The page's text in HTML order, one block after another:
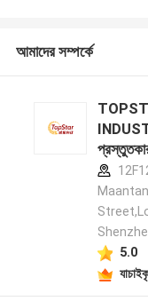
আমাদের সম্পর্কে
5.0